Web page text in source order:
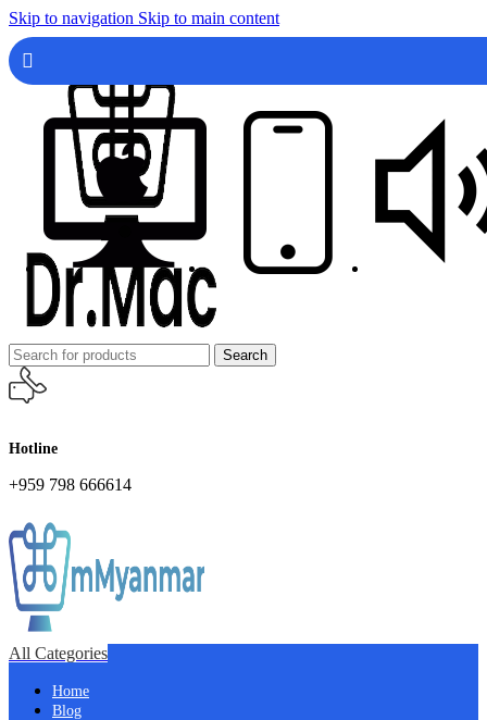
Skip to navigation Skip to main content
Search
Hotline
+959 798 666614
All Categories
Home
Blog